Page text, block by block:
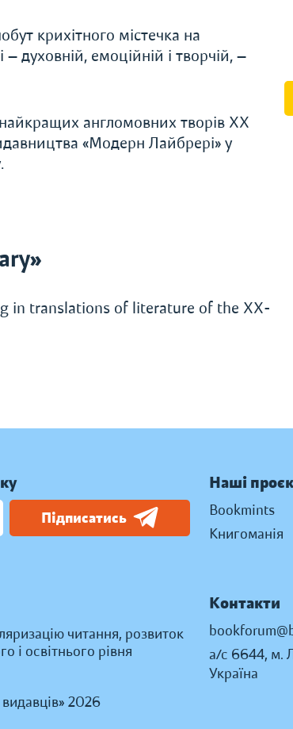
крихітного містечка на
духовній, емоційній і творчій, —
англомовних творів XX
«Модерн Лайбрері» у
in translations of literature of the XX-
Підписатись
читання, розвиток
і освітнього рівня
2026
Наші
Bookmints
Книгоманія
Контакти
а/с 6644, м.
Україна